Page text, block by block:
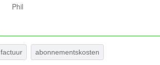
Phil
factuur abonnementskosten